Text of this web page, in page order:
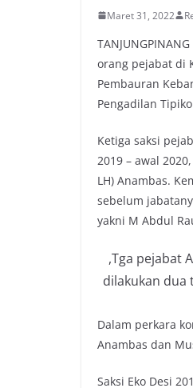
Maret 31, 2022
orang pejabat di
Pembauran
Pengadilan
Ketiga saksi
2019 – awal
LH) Anambas.
sebelum
yakni M Abdul
,Tga pejabat
dilakukan dua
Dalam perkara
Anambas dan
Saksi Eko Desi